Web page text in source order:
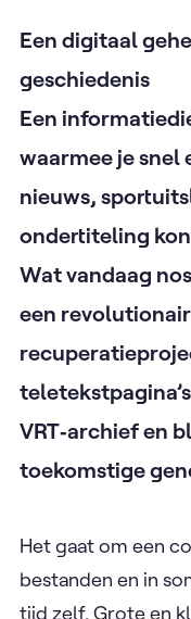
Een digitaal
geschiedenis
Een
waarmee je snel
nieuws,
ondertiteling
Wat vandaag
een
VRT‑archief en
toekomstige
Het gaat om een
bestanden en in
tijd zelf. Grote en